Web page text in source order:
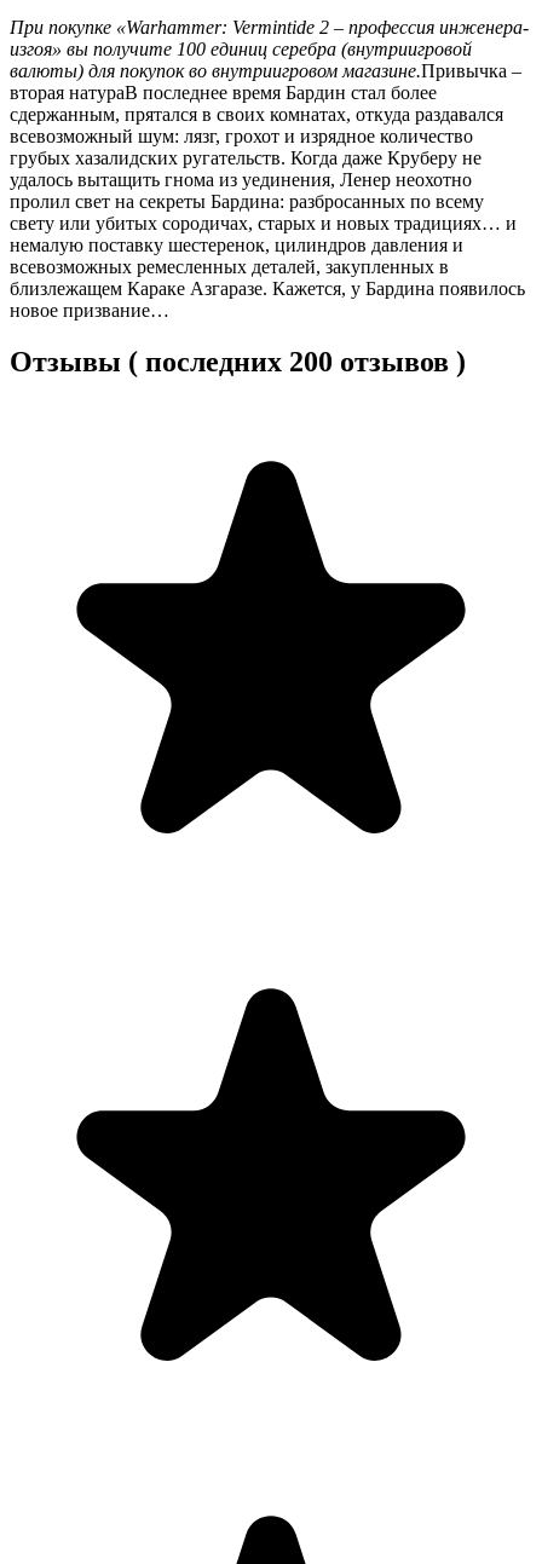
При покупке «Warhammer: Vermintide 2 – профессия инженера-
изгоя» вы получите 100 единиц серебра (внутриигровой
валюты) для покупок во внутриигровом магазине.Привычка –
вторая натураВ последнее время Бардин стал более
сдержанным, прятался в своих комнатах, откуда раздавался
всевозможный шум: лязг, грохот и изрядное количество
грубых хазалидских ругательств. Когда даже Круберу не
удалось вытащить гнома из уединения, Ленер неохотно
пролил свет на секреты Бардина: разбросанных по всему
свету или убитых сородичах, старых и новых традициях… и
немалую поставку шестеренок, цилиндров давления и
всевозможных ремесленных деталей, закупленных в
близлежащем Караке Азгаразе. Кажется, у Бардина появилось
новое призвание…
Отзывы ( последних 200 отзывов )